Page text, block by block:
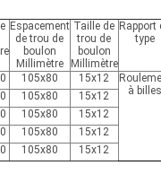
Espacement
de trou de
boulon
Millimètre
Taille de
trou de
boulon
Millimètre
Rapport
type
105x80 15x12
à
105x80
15x12
105x80
15x12
105x80
15x12
105x80 15x12